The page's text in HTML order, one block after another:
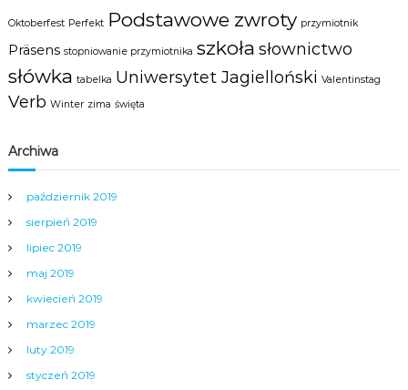
Oktoberfest Perfekt Podstawowe zwroty przymiotnik
Präsens stopniowanie przymiotnika szkoła słownictwo
słówka tabelka Uniwersytet Jagielloński Valentinstag
Verb Winter zima święta
Archiwa
październik 2019
sierpień 2019
lipiec 2019
maj 2019
kwiecień 2019
marzec 2019
luty 2019
styczeń 2019